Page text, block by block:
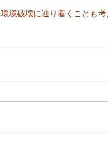
境破壊に辿り着くことも考